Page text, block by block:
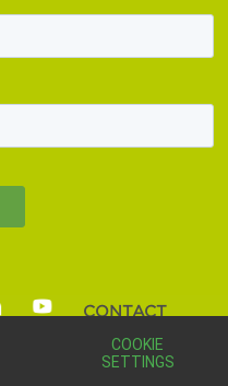
CONTACT
| © 2025COOKIE
SETTINGS